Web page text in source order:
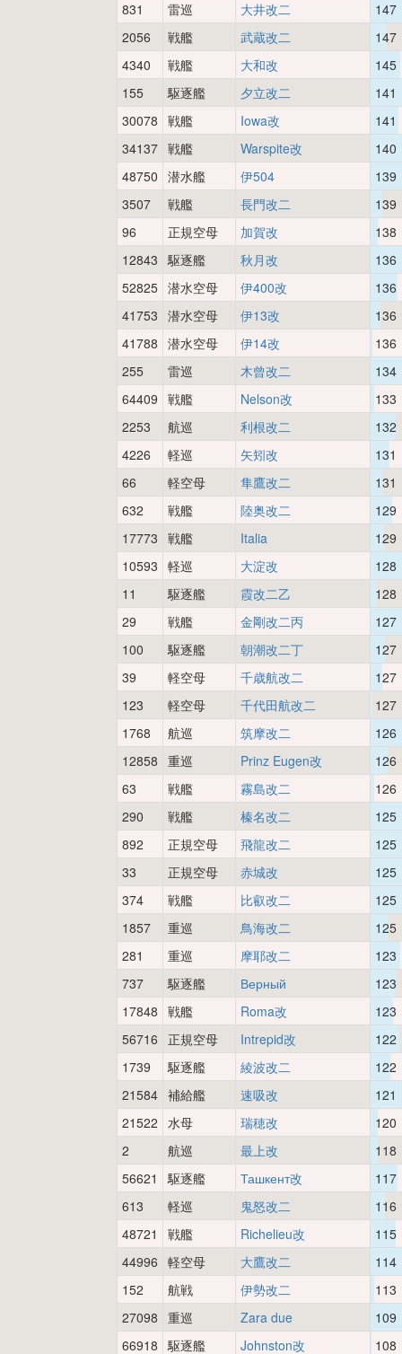
831
雷巡 大井改二
147
2056
戦艦 武蔵改二
147
4340
戦艦 大和改
145
155
駆逐艦 夕立改二
141
30078 戦艦 Iowa改
141
34137 戦艦 Warspite改
140
48750 潜水艦 伊504
139
3507
戦艦 長門改二
139
96
正規空母 加賀改
138
12843 駆逐艦 秋月改
136
52825 潜水空母 伊400改
136
41753 潜水空母 伊13改
136
41788 潜水空母 伊14改
136
255
雷巡 木曾改二
134
64409 戦艦 Nelson改
133
2253
航巡 利根改二
132
4226
軽巡 矢矧改
131
66
軽空母 隼鷹改二
131
632
戦艦 陸奥改二
129
17773 戦艦 Italia
129
10593 軽巡 大淀改
128
11
駆逐艦 霞改二乙
128
29
戦艦 金剛改二丙
127
100
駆逐艦 朝潮改二丁
127
39
軽空母 千歳航改二
127
123
軽空母 千代田航改二
127
1768
航巡 筑摩改二
126
12858 重巡 Prinz Eugen改
126
63
戦艦 霧島改二
126
290
戦艦 榛名改二
125
892
正規空母 飛龍改二
125
33
正規空母 赤城改
125
374
戦艦 比叡改二
125
1857
重巡 鳥海改二
125
281
重巡 摩耶改二
123
737
駆逐艦 Верный
123
17848 戦艦 Roma改
123
56716
正規空母 Intrepid改
122
1739
駆逐艦 綾波改二
122
21584 補給艦 速吸改
121
21522 水母 瑞穂改
120
2
航巡 最上改
118
56621
駆逐艦 Ташкент改
117
613
軽巡 鬼怒改二
116
48721
戦艦 Richelieu改
115
44996 軽空母 大鷹改二
114
152
航戦 伊勢改二
113
27098 重巡 Zara due
109
66918 駆逐艦 Johnston改
108